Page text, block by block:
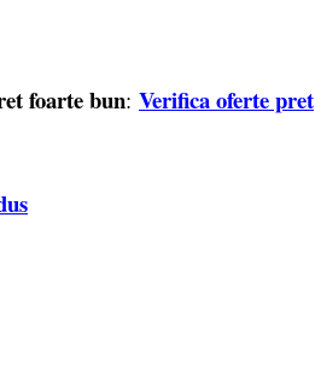
foarte bun: Verifica oferte pret